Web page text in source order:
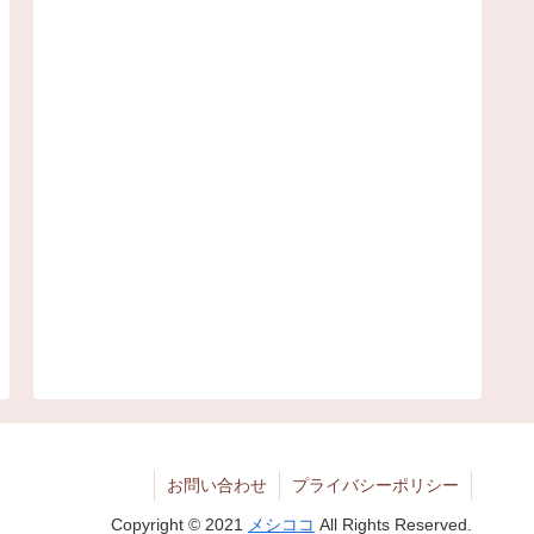
お問い合わせ プライバシーポリシー
Copyright © 2021 メシココ All Rights Reserved.